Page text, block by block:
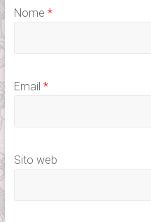
Nome *
Email *
Sito web